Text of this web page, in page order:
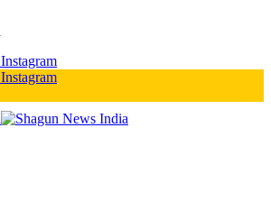
Instagram
Instagram